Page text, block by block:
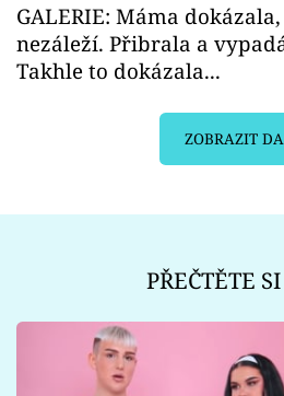
GALERIE: Máma
nezáleží. Přibrala a
Takhle to dokázala...
ZOBRAZIT
PŘEČTĚTE